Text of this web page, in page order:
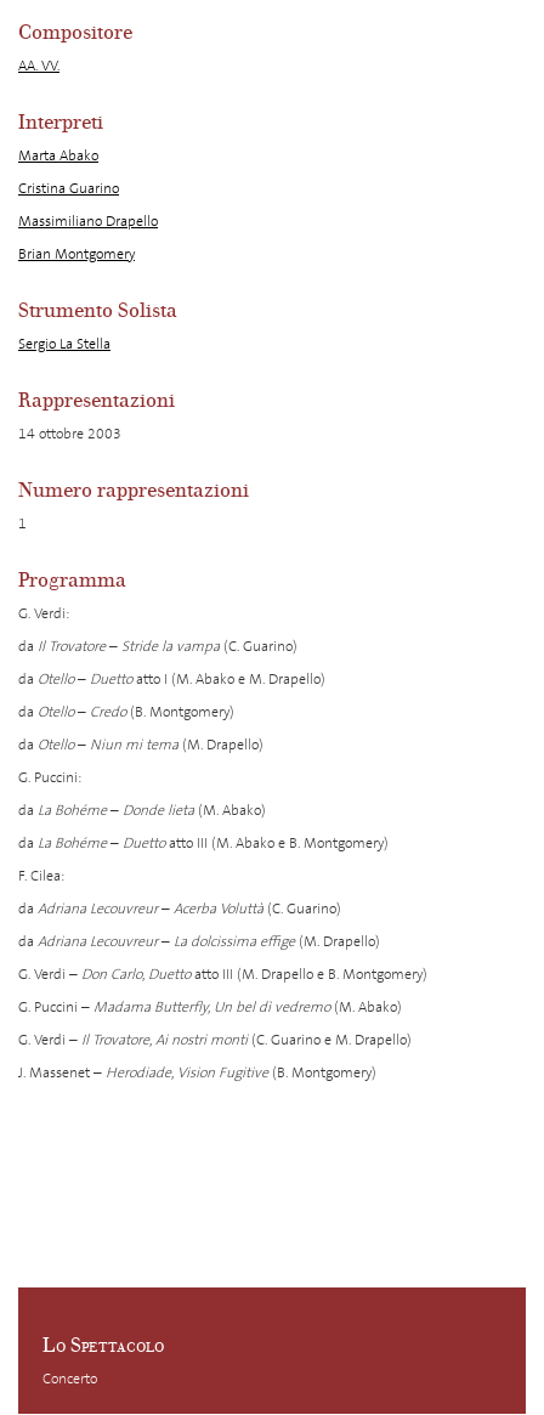
Compositore
AA. VV.
Interpreti
Marta Abako
Cristina Guarino
Massimiliano Drapello
Brian Montgomery
Strumento Solista
Sergio La Stella
Rappresentazioni
14 ottobre 2003
Numero rappresentazioni
1
Programma
G. Verdi:
da Il Trovatore– Stride la vampa (C. Guarino)
da Otello– Duettoatto I (M. Abako e M. Drapello)
da Otello– Credo(B. Montgomery)
da Otello– Niun mi tema (M. Drapello)
G. Puccini:
da La Bohéme– Donde lieta (M. Abako)
da La Bohéme– Duettoatto III (M. Abako e B. Montgomery)
F. Cilea:
da Adriana Lecouvreur–Acerba Voluttà (C. Guarino)
da Adriana Lecouvreur– La dolcissima effige(M. Drapello)
G. Verdi – Don Carlo, Duettoatto III (M. Drapello e B. Montgomery)
G. Puccini – Madama Butterfly, Un bel dì vedremo(M. Abako)
G. Verdi – Il Trovatore,Ai nostri monti(C. Guarino e M. Drapello)
J. Massenet – Herodiade, Vision Fugitive(B. Montgomery)
Lo Spettacolo
Concerto